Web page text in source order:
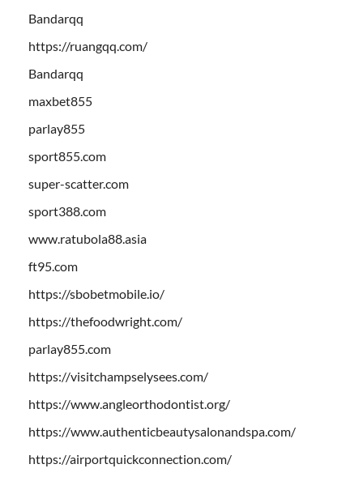
Bandarqq
https://ruangqq.com/
Bandarqq
maxbet855
parlay855
sport855.com
super-scatter.com
sport388.com
www.ratubola88.asia
ft95.com
https://sbobetmobile.io/
https://thefoodwright.com/
parlay855.com
https://visitchampselysees.com/
https://www.angleorthodontist.org/
https://www.authenticbeautysalonandspa.com/
https://airportquickconnection.com/